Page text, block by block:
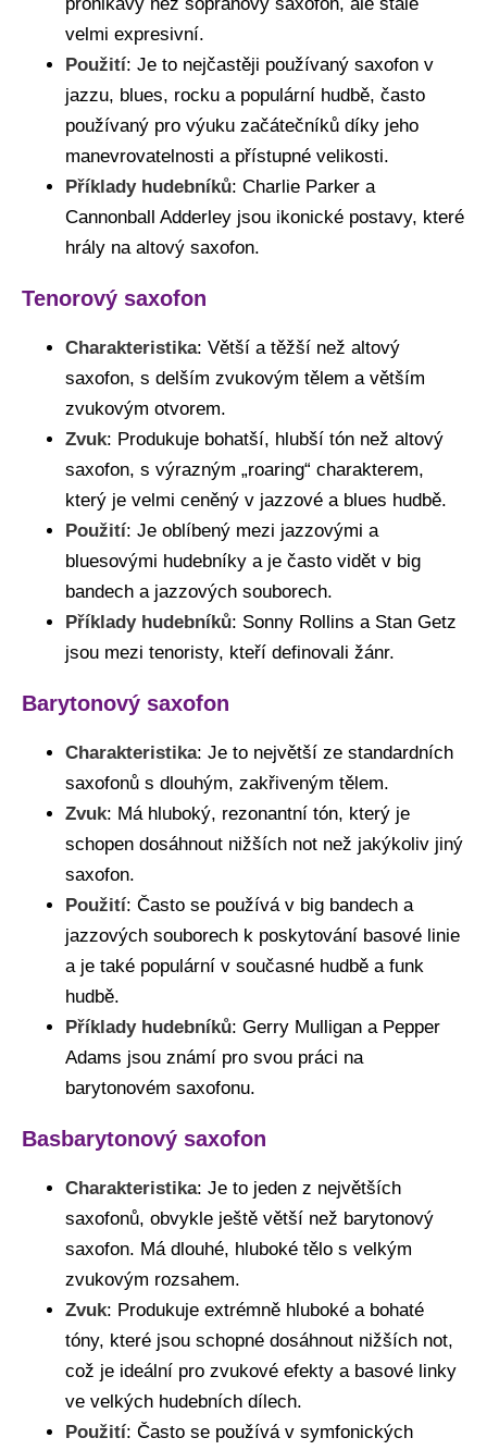
velmi expresivní.
Použití: Je to nejčastěji používaný saxofon v
jazzu, blues, rocku a populární hudbě, často
používaný pro výuku začátečníků díky jeho
manevrovatelnosti a přístupné velikosti.
Příklady hudebníků: Charlie Parker a
Cannonball Adderley jsou ikonické postavy, které
hrály na altový saxofon.
Tenorový saxofon
Charakteristika: Větší a těžší než altový
saxofon, s delším zvukovým tělem a větším
zvukovým otvorem.
Zvuk: Produkuje bohatší, hlubší tón než altový
saxofon, s výrazným „roaring“ charakterem,
který je velmi ceněný v jazzové a blues hudbě.
Použití: Je oblíbený mezi jazzovými a
bluesovými hudebníky a je často vidět v big
bandech a jazzových souborech.
Příklady hudebníků: Sonny Rollins a Stan Getz
jsou mezi tenoristy, kteří definovali žánr.
Barytonový saxofon
Charakteristika: Je to největší ze standardních
saxofonů s dlouhým, zakřiveným tělem.
Zvuk: Má hluboký, rezonantní tón, který je
schopen dosáhnout nižších not než jakýkoliv jiný
saxofon.
Použití: Často se používá v big bandech a
jazzových souborech k poskytování basové linie
a je také populární v současné hudbě a funk
hudbě.
Příklady hudebníků: Gerry Mulligan a Pepper
Adams jsou známí pro svou práci na
barytonovém saxofonu.
Basbarytonový saxofon
Charakteristika: Je to jeden z největších
saxofonů, obvykle ještě větší než barytonový
saxofon. Má dlouhé, hluboké tělo s velkým
zvukovým rozsahem.
Zvuk: Produkuje extrémně hluboké a bohaté
tóny, které jsou schopné dosáhnout nižších not,
což je ideální pro zvukové efekty a basové linky
ve velkých hudebních dílech.
Použití: Často se používá v symfonických